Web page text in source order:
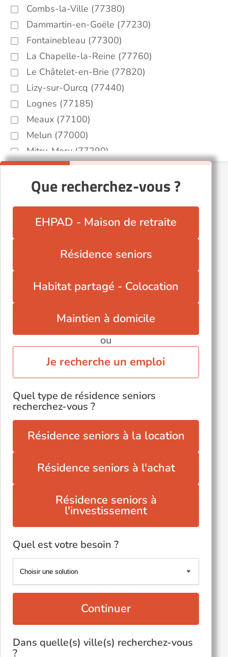
Combs-la-Ville (77380)
Dammartin-en-Goële (77230)
Fontainebleau (77300)
La Chapelle-la-Reine (77760)
Le Châtelet-en-Brie (77820)
Lizy-sur-Ourcq (77440)
Lognes (77185)
Meaux (77100)
Melun (77000)
Mitry-Mory (77290)
Montereau-Fault-Yonne (77130)
Nangis (77370)
Nemours (77140)
Pontault-Combault (77340)
Torcy (77200)
Villeparisis (77270)
Que recherchez-vous ?
EHPAD - Maison de retraite
Résidence seniors
Habitat partagé - Colocation
Maintien à domicile
ou
Je recherche un emploi
Quel type de résidence seniors
recherchez-vous ?
Résidence seniors à la location
Résidence seniors à l'achat
Résidence seniors à
l'investissement
Quel est votre besoin ?
Continuer
Dans quelle(s) ville(s) recherchez-vous
?